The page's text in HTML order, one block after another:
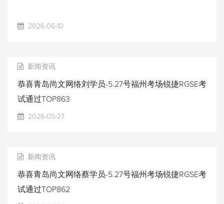
2026-06-10
新闻资讯
恭喜青岛尚文网络刘学员-5.27号福州考场锐捷RGSE考
试通过TOP863
2026-05-27
新闻资讯
恭喜青岛尚文网络蔡学员-5.27号福州考场锐捷RGSE考
试通过TOP862